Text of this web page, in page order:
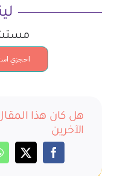
احجزي
هل كان هذا
الآخرين